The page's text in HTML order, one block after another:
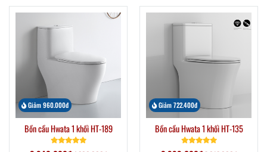
Giảm 960.000đ
Bồn cầu Hwata 1 khối HT-189
Giảm 722.400đ
Bồn cầu Hwata 1 khối HT-135